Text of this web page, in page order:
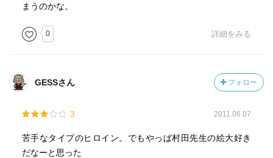
まうのかな。
0 詳細をみる
GESSさん フォロー
3 2011.06.07
苦手なタイプのヒロイン。でもやっぱ村田先生の絵大好き
だなーと思った